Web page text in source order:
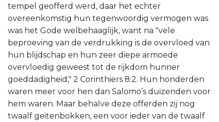
tempel geofferd werd, daar het echter
overeenkomstig hun tegenwoordig vermogen was
was het Gode welbehaaglijk, want na "vele
beproeving van de verdrukking is de overvloed van
hun blijdschap en hun zeer diepe armoede
overvloedig geweest tot de rijkdom hunner
goeddadigheid," 2 Corinthiers 8:2. Hun honderden
waren meer voor hen dan Salomo’s duizenden voor
hem waren. Maar behalve deze offerden zij nog
twaalf geitenbokken, een voor ieder van de twaalf